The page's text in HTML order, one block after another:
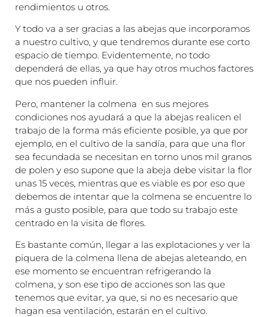
rendimientos u otros.
Y todo va a ser gracias a las abejas que incorporamos
a nuestro cultivo, y que tendremos durante ese corto
espacio de tiempo. Evidentemente, no todo
dependerá de ellas, ya que hay otros muchos factores
que nos pueden influir.
Pero, mantener la colmena en sus mejores
condiciones nos ayudará a que la abejas realicen el
trabajo de la forma más eficiente posible, ya que por
ejemplo, en el cultivo de la sandía, para que una flor
sea fecundada se necesitan en torno unos mil granos
de polen y eso supone que la abeja debe visitar la flor
unas 15 veces, mientras que es viable es por eso que
debemos de intentar que la colmena se encuentre lo
más a gusto posible, para que todo su trabajo este
centrado en la visita de flores.
Es bastante común, llegar a las explotaciones y ver la
piquera de la colmena llena de abejas aleteando, en
ese momento se encuentran refrigerando la
colmena, y son ese tipo de acciones son las que
tenemos que evitar, ya que, si no es necesario que
hagan esa ventilación, estarán en el cultivo.